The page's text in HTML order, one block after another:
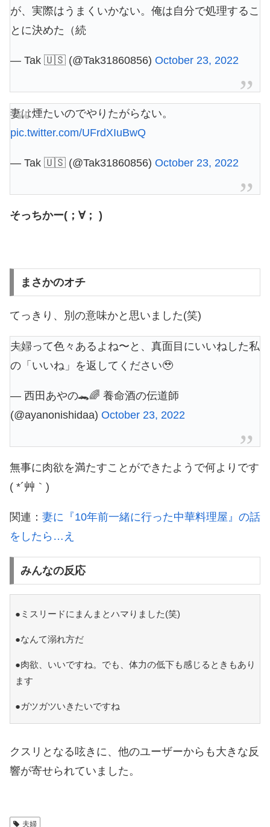
が、実際はうまくいかない。俺は自分で処理するこ
とに決めた（続
— Tak 🇺🇸 (@Tak31860856) October 23, 2022
妻は煙たいのでやりたがらない。
pic.twitter.com/UFrdXIuBwQ
— Tak 🇺🇸 (@Tak31860856) October 23, 2022
そっちかー(；∀； )
まさかのオチ
てっきり、別の意味かと思いました(笑)
夫婦って色々あるよね〜と、真面目にいいねした私
の「いいね」を返してください🥹
— 西田あやの🐊🌈 養命酒の伝道師
(@ayanonishidaa) October 23, 2022
無事に肉欲を満たすことができたようで何よりです
( *´艸｀)
関連： 妻に『10年前一緒に行った中華料理屋』の話
をしたら…え
みんなの反応
●ミスリードにまんまとハマりました(笑)
●なんて溺れ方だ
●肉欲、いいですね。でも、体力の低下も感じるときもあり
ます
●ガツガツいきたいですね
クスリとなる呟きに、他のユーザーからも大きな反
響が寄せられていました。
夫婦